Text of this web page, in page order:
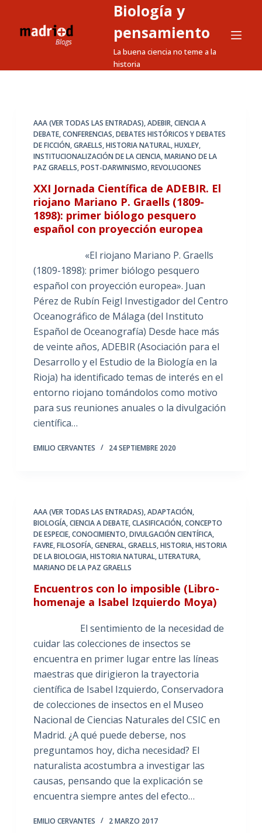
a
Biología y
pensamiento
La buena ciencia no teme a la
historia
AAA (VER TODAS LAS ENTRADAS),ADEBIR,CIENCIA A
DEBATE,CONFERENCIAS,DEBATES HISTÓRICOS Y DEBATES
DE FICCIÓN,GRAELLS,HISTORIA NATURAL,HUXLEY,
INSTITUCIONALIZACIÓN DE LA CIENCIA,MARIANO DE LA
PAZ GRAELLS,POST-DARWINISMO,REVOLUCIONES
XXI Jornada Científica de ADEBIR. El
riojano Mariano P. Graells (1809-
1898): primer biólogo pesquero
español con proyección europea
«El riojano Mariano P. Graells
(1809-1898): primer biólogo pesquero
español con proyección europea». Juan
Pérez de Rubín Feigl Investigador del Centro
Oceanográfico de Málaga (del Instituto
Español de Oceanografía) Desde hace más
de veinte años, ADEBIR (Asociación para el
Desarrollo y el Estudio de la Biología en la
Rioja) ha identificado temas de interés en el
entorno riojano tomándolos como motivo
para sus reuniones anuales o la divulgación
científica…
EMILIO CERVANTES 24 SEPTIEMBRE 2020
AAA (VER TODAS LAS ENTRADAS),ADAPTACIÓN,
BIOLOGÍA,CIENCIA A DEBATE,CLASIFICACIÓN,CONCEPTO
DE ESPECIE,CONOCIMIENTO,DIVULGACIÓN CIENTÍFICA,
FAVRE,FILOSOFÍA,GENERAL,GRAELLS,HISTORIA,HISTORIA
DE LA BIOLOGIA,HISTORIA NATURAL,LITERATURA,
MARIANO DE LA PAZ GRAELLS
Encuentros con lo imposible (Libro-
homenaje a Isabel Izquierdo Moya)
El sentimiento de la necesidad de
cuidar las colecciones de insectos se
encuentra en primer lugar entre las líneas
maestras que dirigieron la trayectoria
científica de Isabel Izquierdo, Conservadora
de colecciones de insectos en el Museo
Nacional de Ciencias Naturales del CSIC en
Madrid. ¿A qué puede deberse, nos
preguntamos hoy, dicha necesidad? El
naturalista acostumbra a investigar las
causas, pensando que la explicación se
encuentra siempre antes del efecto…
EMILIO CERVANTES 2 MARZO 2017